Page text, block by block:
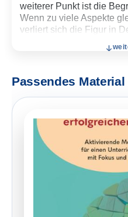
weiterer Punkt ist die
Wenn zu viele Aspekte
verliert sich die Figur in
aber oberflächliche
aufzählen („freundlich“,
Figuren ähnlich klingen,
differenziert wurden. Ein
fehlende Aktivierung:
aber nie genutzt.
Grenzen der Methode
Die Rollenbiografie
Passendes